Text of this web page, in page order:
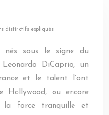
distinctifs expliqués
nés sous le signe du
DiCaprio, un
et le talent l’ont
Hollywood, ou encore
la force tranquille et